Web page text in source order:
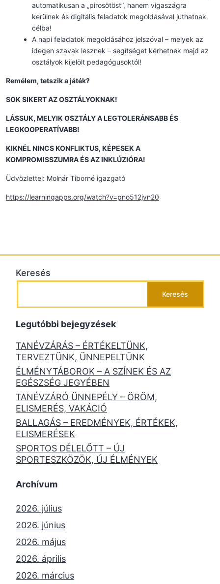
automatikusan a „pirosötöst”, hanem vigaszágra
kerülnek és digitális feladatok megoldásával juthatnak
célba!
A napi feladatok megoldásához jelszóval – melyek az
idegen szavak lesznek – segítséget kérhetnek majd az
osztályok kijelölt pedagógusoktól!
Remélem, tetszik a játék?
SOK SIKERT AZ OSZTÁLYOKNAK!
LÁSSUK, MELYIK OSZTÁLY A LEGTOLERÁNSABB ÉS
LEGKOOPERATÍVABB!
KIKNÉL NINCSKONFLIKTUS, KÉPESEK A
KOMPROMISSZUMRA ÉS AZINKLÚZIÓRA!
Üdvözlettel: Molnár Tiborné igazgató
https://learningapps.org/watch?v=pno512jvn20
Keresés
Keresés
Legutóbbi bejegyzések
TANÉVZÁRÁS – ÉRTÉKELTÜNK,
TERVEZTÜNK, ÜNNEPELTÜNK
ÉLMÉNYTÁBOROK – A SZÍNEK ÉS AZ
EGÉSZSÉG JEGYÉBEN
TANÉVZÁRÓ ÜNNEPÉLY – ÖRÖM,
ELISMERÉS, VAKÁCIÓ
BALLAGÁS – EREDMÉNYEK, ÉRTÉKEK,
ELISMERÉSEK
SPORTOS DÉLELŐTT – ÚJ
SPORTESZKÖZÖK, ÚJ ÉLMÉNYEK
Archívum
2026. július
2026. június
2026. május
2026. április
2026. március